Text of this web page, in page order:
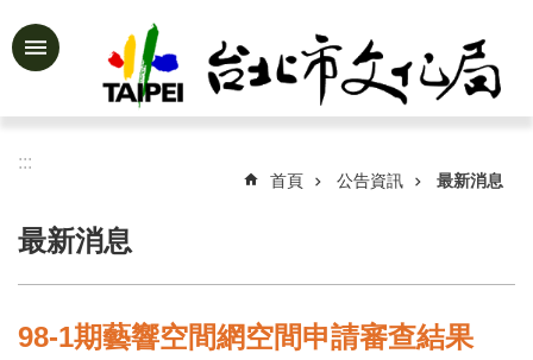
跳到主要內容區塊
進
告
訊
:::
首頁 公告資訊 最新消息
最新消息
98-1期藝響空間網空間申請審查結果